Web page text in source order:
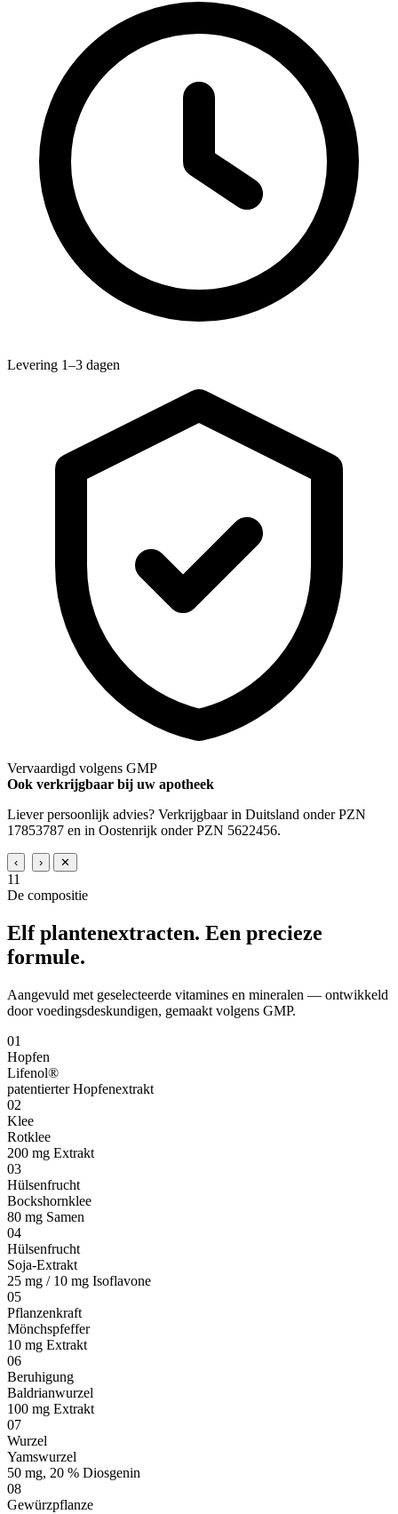
Levering 1–3 dagen
Vervaardigd volgens GMP
Ook verkrijgbaar bij uw apotheek
Liever persoonlijk advies? Verkrijgbaar in Duitsland onder PZN
17853787 en in Oostenrijk onder PZN 5622456.
‹ › ✕
11
De compositie
Elf plantenextracten. Een precieze
formule.
Aangevuld met geselecteerde vitamines en mineralen — ontwikkeld
door voedingsdeskundigen, gemaakt volgens GMP.
01
Hopfen
Lifenol®
patentierter Hopfenextrakt
02
Klee
Rotklee
200 mg Extrakt
03
Hülsenfrucht
Bockshornklee
80 mg Samen
04
Hülsenfrucht
Soja-Extrakt
25 mg / 10 mg Isoflavone
05
Pflanzenkraft
Mönchspfeffer
10 mg Extrakt
06
Beruhigung
Baldrianwurzel
100 mg Extrakt
07
Wurzel
Yamswurzel
50 mg, 20 % Diosgenin
08
Gewürzpflanze